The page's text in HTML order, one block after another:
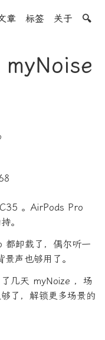
章 标签 关于 🔍
。AirPods Pro
。
都卸载了，偶尔听一
声也够用了。
几天 myNoize ，场
了，解锁更多场景的